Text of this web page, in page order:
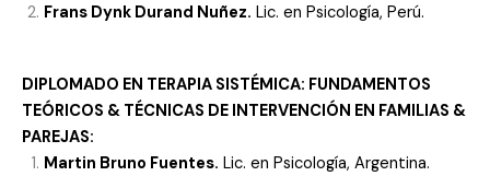
Frans Dynk Durand Nuñez. Lic. en Psicología, Perú.
DIPLOMADO EN TERAPIA SISTÉMICA: FUNDAMENTOS
TEÓRICOS & TÉCNICAS DE INTERVENCIÓN EN FAMILIAS &
PAREJAS:
Martin Bruno Fuentes. Lic. en Psicología, Argentina.